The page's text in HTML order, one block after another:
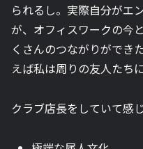
られるし。実際自分がエ
が、オフィスワークの今
くさんのつながりができ
えば私は周りの友人たち
クラブ店長をしていて感